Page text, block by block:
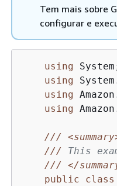
Tem mais sobre
configurar e
using
using
using
using
///
/// This
///
</
public
class